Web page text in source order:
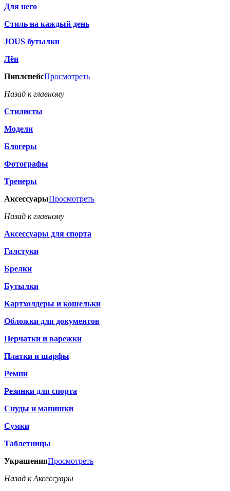
Для него
Стиль на каждый день
JOUS бутылки
Лён
ПиплспейсПросмотреть
Назад к главному
Стилисты
Модели
Блогеры
Фотографы
Тренеры
АксессуарыПросмотреть
Назад к главному
Аксессуары для спорта
Галстуки
Брелки
Бутылки
Картхолдеры и кошельки
Обложки для документов
Перчатки и варежки
Платки и шарфы
Ремни
Резинки для спорта
Снуды и манишки
Сумки
Таблетницы
УкрашенияПросмотреть
Назад к Аксессуары